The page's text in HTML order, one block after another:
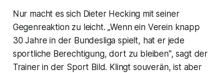
Nur macht es sich Dieter Hecking mit seiner
Gegenreaktion zu leicht. „Wenn ein Verein knapp
30 Jahre in der Bundesliga spielt, hat er jede
sportliche Berechtigung, dort zu bleiben", sagt der
Trainer in der Sport Bild. Klingt souverän, ist aber